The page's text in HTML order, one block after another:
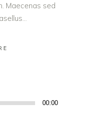
Maecenas sed
00:00